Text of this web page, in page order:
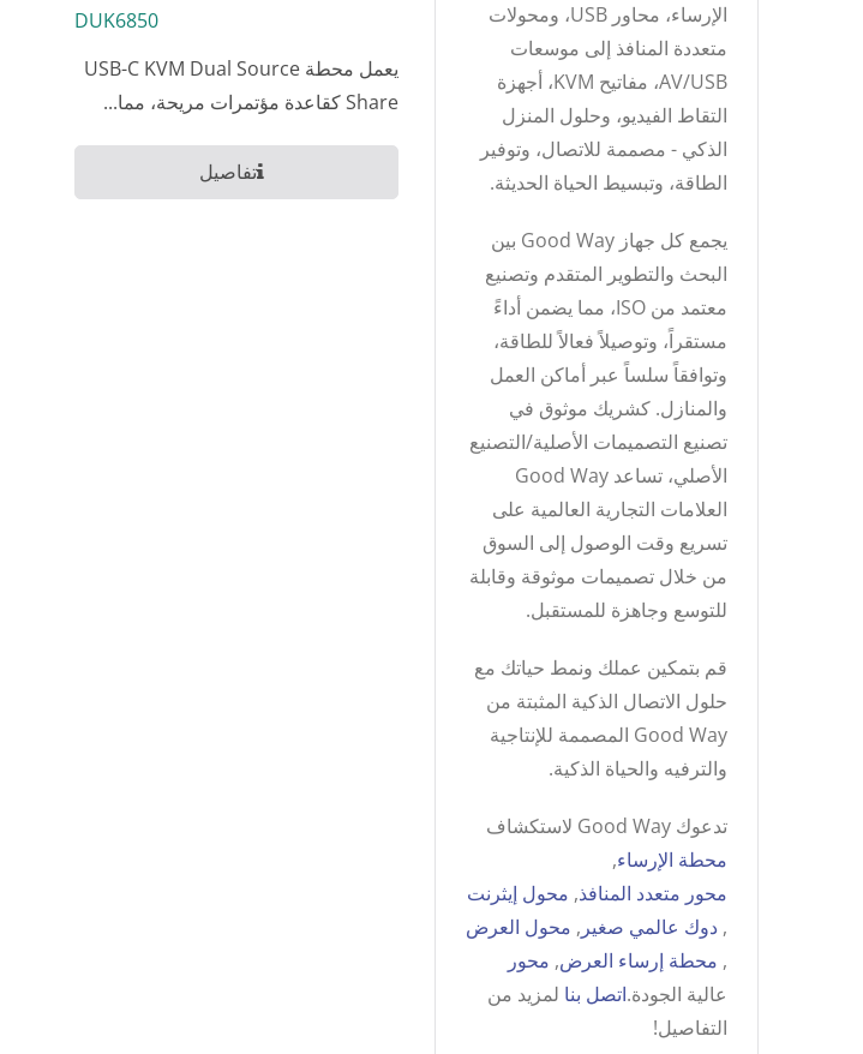
DUK6850
يعمل محطة USB-C KVM Dual Source
Share كقاعدة مؤتمرات مريحة، مما...
تفاصيل
الإرساء، محاور USB، ومحولات
متعددة المنافذ إلى موسعات
AV/USB، مفاتيح KVM، أجهزة
التقاط الفيديو، وحلول المنزل
الذكي - مصممة للاتصال، وتوفير
الطاقة، وتبسيط الحياة الحديثة.
يجمع كل جهاز Good Way بين
البحث والتطوير المتقدم وتصنيع
معتمد من ISO، مما يضمن أداءً
مستقراً، وتوصيلاً فعالاً للطاقة،
وتوافقاً سلساً عبر أماكن العمل
والمنازل. كشريك موثوق في
تصنيع التصميمات الأصلية/التصنيع
الأصلي، تساعد Good Way
العلامات التجارية العالمية على
تسريع وقت الوصول إلى السوق
من خلال تصميمات موثوقة وقابلة
للتوسع وجاهزة للمستقبل.
قم بتمكين عملك ونمط حياتك مع
حلول الاتصال الذكية المثبتة من
Good Way المصممة للإنتاجية
والترفيه والحياة الذكية.
تدعوك Good Way لاستكشاف
محطة الإرساء,
محور متعدد المنافذ, محول إيثرنت
, دوك عالمي صغير , محول العرض
, محطة إرساء العرض, محور
عالية الجودة.اتصل بنا لمزيد من
التفاصيل!